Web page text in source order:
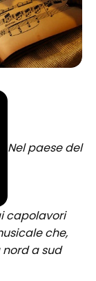
Nel paese del
capolavori
che,
a sud